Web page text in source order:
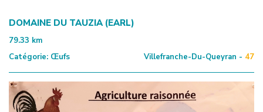
DOMAINE DU TAUZIA (EARL)
79.33 km
Catégorie: Œufs Villefranche-Du-Queyran - 47